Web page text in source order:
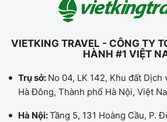
VIETKING TRAVEL - CÔNG TY
HÀNH #1 VIỆT
Trụ sở: No 04, LK 142, Khu đất Dịch
Hà Đông, Thành phố Hà Nội, Việt
Hà Nội:Tầng 5, 131 Hoàng Cầu, P.